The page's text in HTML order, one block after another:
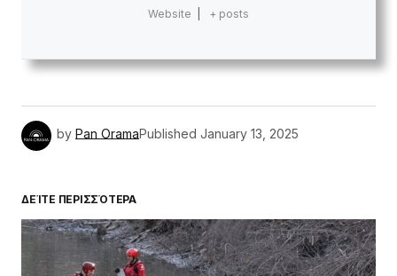
Website + posts
by Pan OramaPublished January 13, 2025
ΔΕΊΤΕ ΠΕΡΙΣΣΌΤΕΡΑ